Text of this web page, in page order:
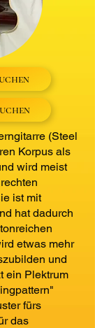
(Steel
Korpus als
wird meist
ist mit
hat dadurch
etwas mehr
und
ein Plektrum
fürs
das